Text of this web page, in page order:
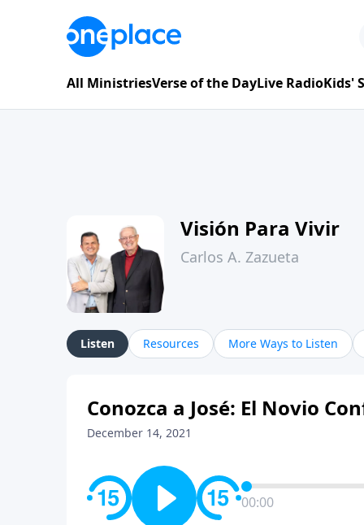
All MinistriesVerse of the DayLive RadioKids'
Visión Para Vivir
Carlos A. Zazueta
Listen Resources More Ways to Listen
Conozca a José: El Novio
December 14, 2021
00:00